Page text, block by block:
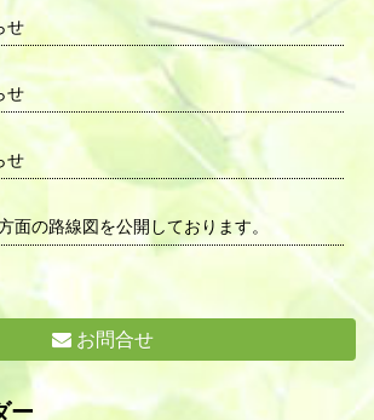
せ
せ
せ
面の路線図を公開しております。
お問合せ
ー